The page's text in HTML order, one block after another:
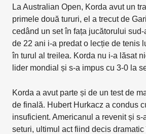
La Australian Open, Korda avut un
primele două tururi, el a trecut de
cedând un set în fața jucătorului sud-
de 22 ani i-a predat o lecție de tenis
în turul al treilea. Korda nu i-a lăsat
lider mondial și s-a impus cu 3-0 la
Korda a avut parte și de un test de
de finală. Hubert Hurkacz a condus
insuficient. Americanul a revenit și s-
seturi, ultimul act fiind decis